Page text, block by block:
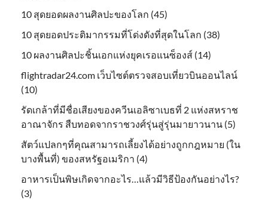
10 สุดยอดผลงานศิลปะของโลก (45)
10 สุดยอดประติมากรรมที่โด่งดังที่สุดในโลก (38)
10 ผลงานศิลปะชิ้นเอกแห่งยุคเรอแนซ็องส์ (14)
flightradar24.com เว็บไซต์ตรวจสอบเที่ยวบินออนไลน์
(10)
รัดเกล้าที่มีชื่อเสียงของควีนเอลิซาเบธที่ 2 แห่งสหราช
อาณาจักร สืบทอดจากราชวงศ์รุ่นสู่รุ่นมายาวนาน (5)
สัตว์แปลกๆที่คุณสามารถเลี้ยงได้อย่างถูกกฎหมาย (ใน
บางพื้นที่) ของสหรัฐอเมริกา (4)
อาหารเป็นพิษเกิดจากอะไร…แล้วมีวิธีป้องกันอย่างไร?
(3)